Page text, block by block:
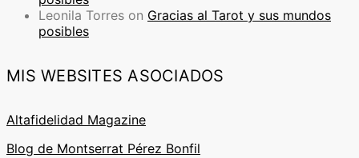
Leonila Torres on Gracias al Tarot y sus mundos
posibles
MIS WEBSITES ASOCIADOS
Altafidelidad Magazine
Blog de Montserrat Pérez Bonfil